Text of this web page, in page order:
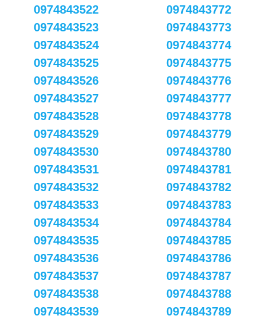
0974843522
0974843523
0974843524
0974843525
0974843526
0974843527
0974843528
0974843529
0974843530
0974843531
0974843532
0974843533
0974843534
0974843535
0974843536
0974843537
0974843538
0974843539
0974843772
0974843773
0974843774
0974843775
0974843776
0974843777
0974843778
0974843779
0974843780
0974843781
0974843782
0974843783
0974843784
0974843785
0974843786
0974843787
0974843788
0974843789